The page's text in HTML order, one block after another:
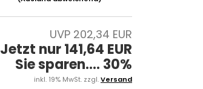
UVP 202,34 EUR
Jetzt nur 141,64 EUR
Sie sparen.... 30%
inkl. 19% MwSt. zzgl.Versand